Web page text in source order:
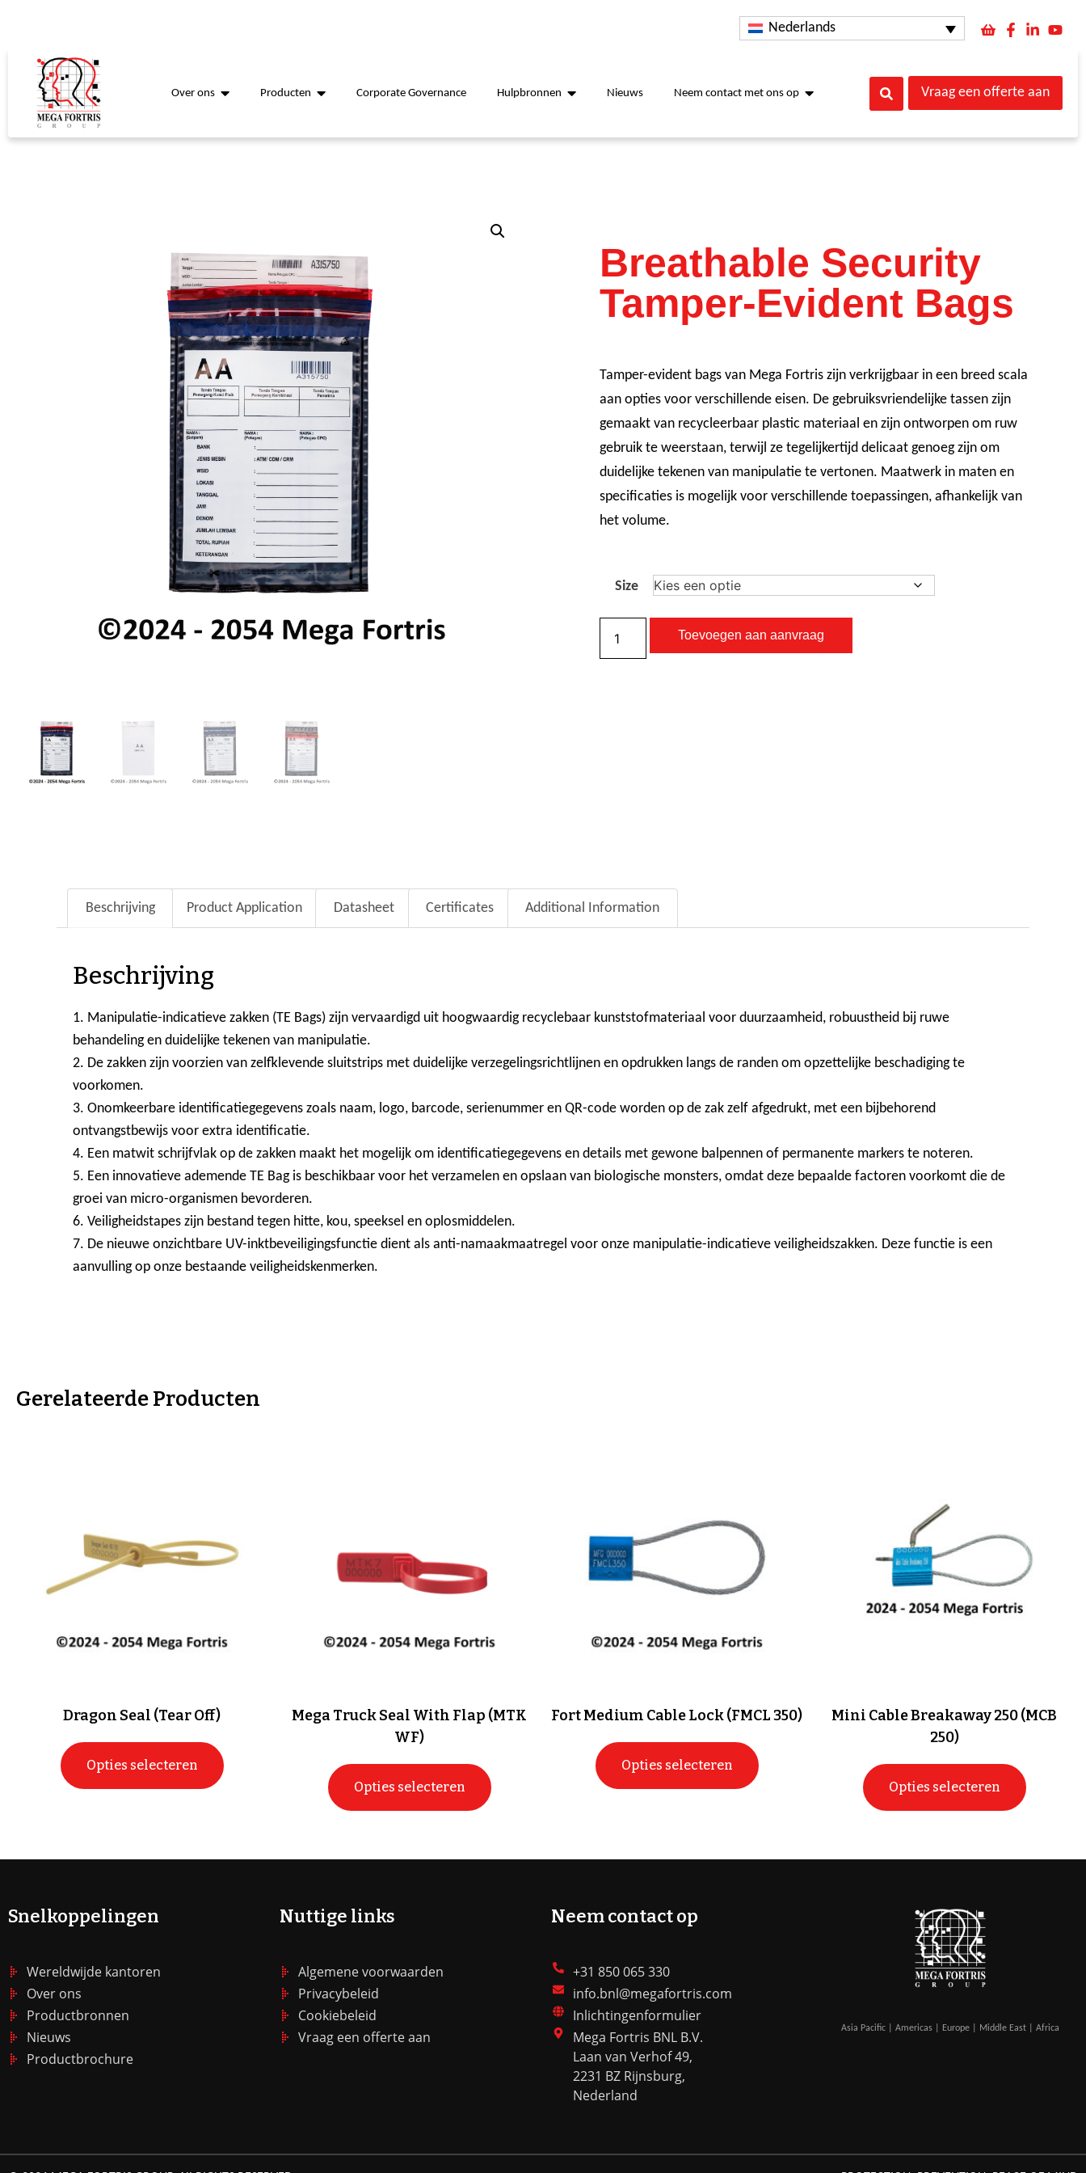
Nederlands
Over ons Producten Corporate Governance Hulpbronnen Nieuws Neem contact met ons op Vraag een offerte aan
Breathable Security
Tamper-Evident Bags
Tamper-evident bags van Mega Fortris zijn verkrijgbaar in een breed scala
aan opties voor verschillende eisen. De gebruiksvriendelijke tassen zijn
gemaakt van recycleerbaar plastic materiaal en zijn ontworpen om ruw
gebruik te weerstaan, terwijl ze tegelijkertijd delicaat genoeg zijn om
duidelijke tekenen van manipulatie te vertonen. Maatwerk in maten en
specificaties is mogelijk voor verschillende toepassingen, afhankelijk van
het volume.
Size
Toevoegen aan aanvraag
Beschrijving Product Application Datasheet Certificates Additional Information
Beschrijving
1. Manipulatie-indicatieve zakken (TE Bags) zijn vervaardigd uit hoogwaardig recyclebaar kunststofmateriaal voor duurzaamheid, robuustheid bij ruwe
behandeling en duidelijke tekenen van manipulatie.
2. De zakken zijn voorzien van zelfklevende sluitstrips met duidelijke verzegelingsrichtlijnen en opdrukken langs de randen om opzettelijke beschadiging te
voorkomen.
3. Onomkeerbare identificatiegegevens zoals naam, logo, barcode, serienummer en QR-code worden op de zak zelf afgedrukt, met een bijbehorend
ontvangstbewijs voor extra identificatie.
4. Een matwit schrijfvlak op de zakken maakt het mogelijk om identificatiegegevens en details met gewone balpennen of permanente markers te noteren.
5. Een innovatieve ademende TE Bag is beschikbaar voor het verzamelen en opslaan van biologische monsters, omdat deze bepaalde factoren voorkomt die de
groei van micro-organismen bevorderen.
6. Veiligheidstapes zijn bestand tegen hitte, kou, speeksel en oplosmiddelen.
7. De nieuwe onzichtbare UV-inktbeveiligingsfunctie dient als anti-namaakmaatregel voor onze manipulatie-indicatieve veiligheidszakken. Deze functie is een
aanvulling op onze bestaande veiligheidskenmerken.
Gerelateerde Producten
Dragon Seal (Tear Off)
Opties selecteren
Mega Truck Seal With Flap (MTK
WF)
Opties selecteren
Fort Medium Cable Lock (FMCL 350)
Opties selecteren
Mini Cable Breakaway 250 (MCB
250)
Opties selecteren
Snelkoppelingen
Wereldwijde kantoren
Over ons
Productbronnen
Nieuws
Productbrochure
Nuttige links
Algemene voorwaarden
Privacybeleid
Cookiebeleid
Vraag een offerte aan
Neem contact op
+31 850 065 330
info.bnl@megafortris.com
Inlichtingenformulier
Mega Fortris BNL B.V.
Laan van Verhof 49,
2231 BZ Rijnsburg,
Nederland
Asia Pacific | Americas | Europe | Middle East | Africa